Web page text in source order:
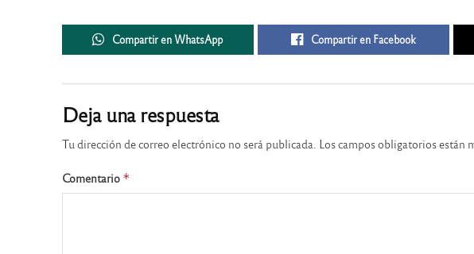
Compartir en WhatsApp Compartir en Facebook
Deja una respuesta
Tu dirección de correo electrónico no será publicada. Los campos obligatorios están
Comentario *